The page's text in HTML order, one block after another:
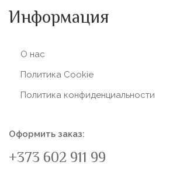
Информация
О нас
Политика Сookie
Политика конфиденциальности
Оформить заказ:
+373 602 911 99